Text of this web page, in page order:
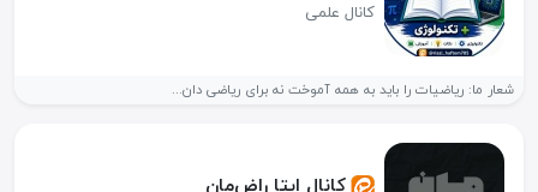
کانال علمی
شعار ما: ریاضیات را باید به همه آموخت نه برای ریاضی دان...
کانال ایتا راض‌ِمان